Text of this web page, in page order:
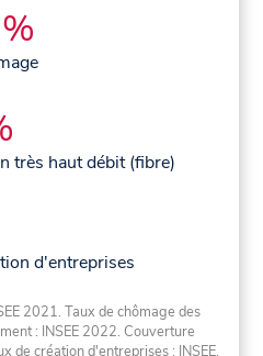
très haut débit (fibre)
d'entreprises
2021. Taux de chômage des
: INSEE 2022. Couverture
de création d'entreprises : INSEE,